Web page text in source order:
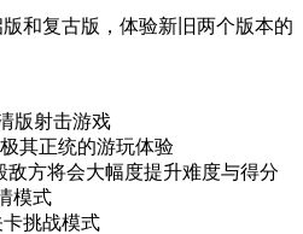
和复古版，体验新旧两个版本的
版射击游戏
其正统的游玩体验
敌方将会大幅度提升难度与得分
模式
卡挑战模式